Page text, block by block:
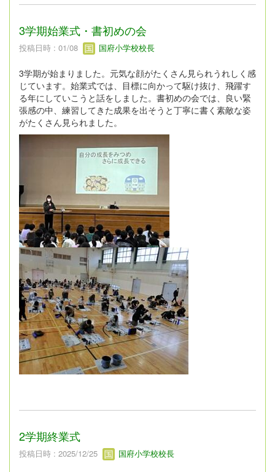
3学期始業式・書初めの会
投稿日時 : 01/08 国府小学校校長
3学期が始まりました。元気な顔がたくさん見られうれしく感
じています。始業式では、目標に向かって駆け抜け、飛躍す
る年にしていこうと話をしました。書初めの会では、良い緊
張感の中、練習してきた成果を出そうと丁寧に書く素敵な姿
がたくさん見られました。
2学期終業式
投稿日時 : 2025/12/25 国府小学校校長